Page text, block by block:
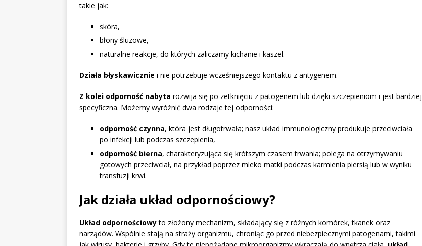
takie jak:
skóra,
błony śluzowe,
naturalne reakcje, do których zaliczamy kichanie i kaszel.
Działa błyskawicznie i nie potrzebuje wcześniejszego kontaktu z antygenem.
Z kolei odporność nabyta rozwija się po zetknięciu z patogenem lub dzięki szczepieniom i jest bardziej
specyficzna. Możemy wyróżnić dwa rodzaje tej odporności:
odporność czynna, która jest długotrwała; nasz układ immunologiczny produkuje przeciwciała
po infekcji lub podczas szczepienia,
odporność bierna, charakteryzująca się krótszym czasem trwania; polega na otrzymywaniu
gotowych przeciwciał, na przykład poprzez mleko matki podczas karmienia piersią lub w wyniku
transfuzji krwi.
Jak działa układ odpornościowy?
Układ odpornościowyto złożony mechanizm, składający się z różnych komórek, tkanek oraz
narządów. Wspólnie stają na straży organizmu, chroniąc go przed niebezpiecznymi patogenami, takimi